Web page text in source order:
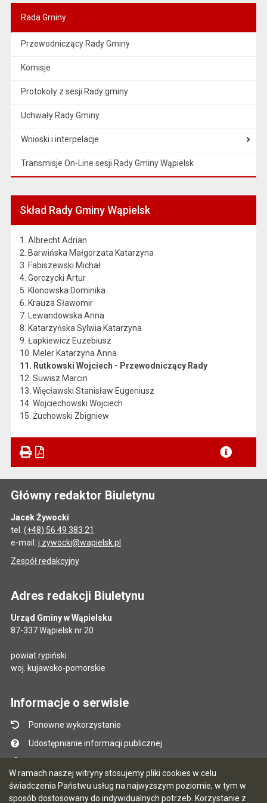
W ramach naszej witryny stosujemy pliki cookies w celu
świadczenia Państwu usług na najwyższym poziomie, w tym w
sposób dostosowany do indywidualnych potrzeb. Korzystanie z
Rada Gminy
Przewodniczący Rady Gminy
Komisje
Protokoły z sesji Rady gminy
Uchwały Rady Gminy
Wnioski i interpelacje
Transmisje On-Line sesji Rady Gminy Wąpielsk
Skład Rady Gminy Wąpielsk
1. Albrecht Adrian
2. Barwińska Małgorzata Katarzyna
3. Fabiszewski Michał
4. Gorczycki Artur
5. Klonowska Dominika
6. Krauza Sławomir
7. Lewandowska Anna
8. Katarzyńska Sylwia Katarzyna
9. Łapkiewicz Euzebiusz
10. Meler Katarzyna Anna
11. Rutkowski Wojciech - Przewodniczący Rady
12. Suwisz Marcin
13. Więcławski Stanisław Eugeniusz
14. Wojciechowski Wojciech
15. Żuchowski Zbigniew
Główny redaktor Biuletynu
Jacek Żywocki
tel. (+48) 56 49 383 21
e-mail: j.zywocki@wapielsk.pl
Zespół redakcyjny
Adres redakcji Biuletynu
Urząd Gminy w Wąpielsku
87-337 Wąpielsk nr 20
powiat rypiński
woj. kujawsko-pomorskie
Informacje o serwisie
Ponowne wykorzystanie
Udostępnianie informacji publicznej
Mapa serwisu
Instrukcja obsługi
Statystyki oglądalności